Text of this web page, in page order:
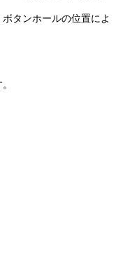
タンホールの位置によ